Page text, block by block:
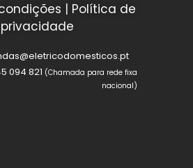
| Política de
privacidade
094 821 (Chamada para rede fixa
nacional)